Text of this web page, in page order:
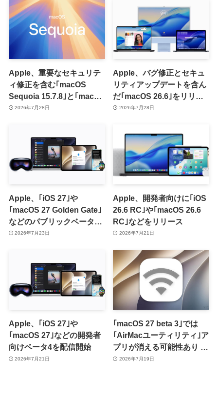
Apple、重要なセキュリテ
ィ修正を含む｢macOS
Sequoia 15.7.8｣と｢macOS
Sonoma 14.8.8｣をリリー
2026年7月28日
Apple、バグ修正とセキュ
リティアップデートを含ん
だ｢macOS 26.6｣をリリー
ス2026年7月28日
Apple、｢iOS 27｣や
｢macOS 27 Golden Gate｣
などのパブリックベータ2
を提供開始
2026年7月23日
Apple、開発者向けに｢iOS
26.6 RC｣や｢macOS 26.6
RC｣などをリリース
2026年7月21日
Apple、｢iOS 27｣や
｢macOS 27｣などの開発者
向けベータ4を配信開始
2026年7月21日
｢macOS 27 beta 3｣では
｢AirMacユーティリティ｣ア
プリが消える可能性あり ｰ
同アプリを使用中のユーザ
2026年7月19日